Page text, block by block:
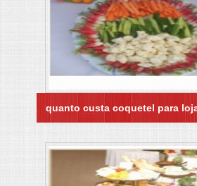
quanto custa coquetel para